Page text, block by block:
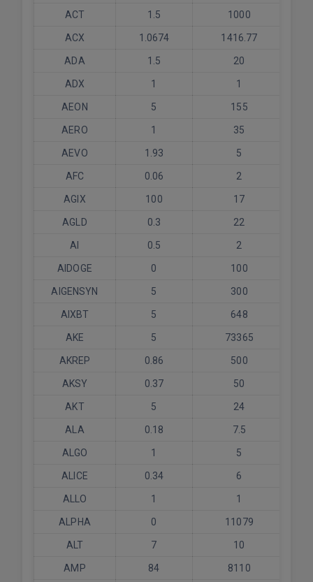
ACT 1.5 1000
ACX 1.0674 1416.77
ADA 1.5 20
ADX 1 1
AEON 5 155
AERO 1 35
AEVO 1.93 5
AFC 0.06 2
AGIX 100 17
AGLD 0.3 22
AI 0.5 2
AIDOGE 0 100
AIGENSYN 5 300
AIXBT 5 648
AKE 5 73365
AKREP 0.86 500
AKSY 0.37 50
AKT 5 24
ALA 0.18 7.5
ALGO 1 5
ALICE 0.34 6
ALLO 1 1
ALPHA 0 11079
ALT 7 10
AMP 84 8110